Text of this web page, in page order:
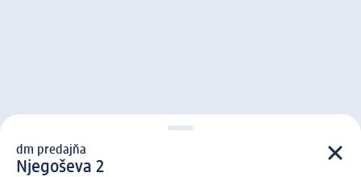
d m predajňa
dm predajňa
Njegoševa 2